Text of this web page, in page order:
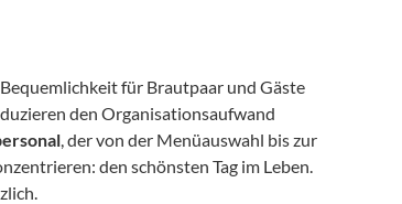
für Brautpaar und Gäste
den Organisationsaufwand
, der von der Menüauswahl bis zur
den schönsten Tag im Leben.